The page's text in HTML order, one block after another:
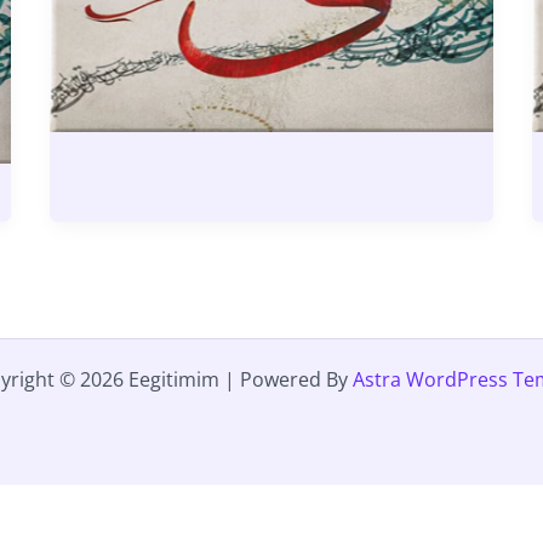
© 2026 Eegitimim | Powered ByAstra WordPress